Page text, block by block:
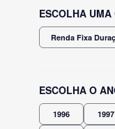
ESCOLHA
Renda Fixa
ESCOLHA O
1996 1997